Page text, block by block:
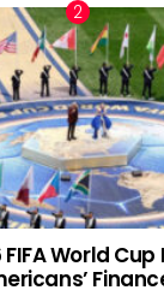
FIFA World